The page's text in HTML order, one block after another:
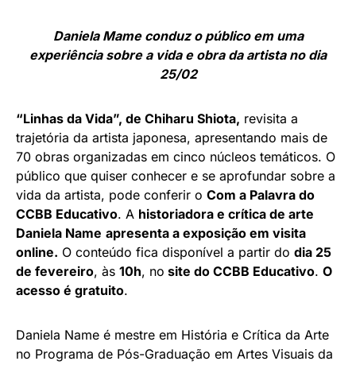
Daniela Mame conduz o público em uma
experiência sobre a vida e obra da artista no dia
25/02
“Linhas da Vida”, de Chiharu Shiota, revisita a
trajetória da artista japonesa, apresentando mais de
70 obras organizadas em cinco núcleos temáticos. O
público que quiser conhecer e se aprofundar sobre a
vida da artista, pode conferir o Com a Palavra do
CCBB Educativo. A historiadora e crítica de arte
Daniela Name apresenta a exposição em visita
online. O conteúdo fica disponível a partir do dia 25
de fevereiro, às 10h, no site do CCBB Educativo. O
acesso é gratuito.
Daniela Name é mestre em História e Crítica da Arte
no Programa de Pós-Graduação em Artes Visuais da